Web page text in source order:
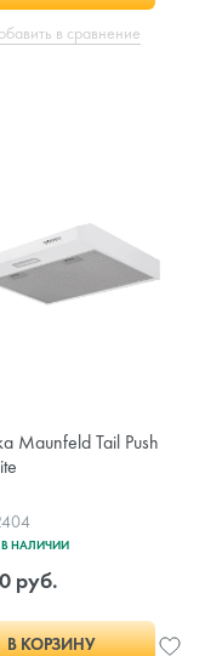
в сравнение
Maunfeld Tail Push
В НАЛИЧИИ
руб.
В КОРЗИНУ